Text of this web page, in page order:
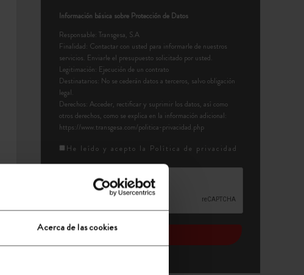
Acerca de las cookies
Información básica sobre Protección de Datos
Responsable: Transgesa, S.A
Finalidad: Contactar con usted para informarle de nuestros
servicios. Enviarle el presupuesto solicitado por usted.
Legitimación: Ejecución de un contrato
Destinatarios: No se cederán datos a terceros, salvo obligación
legal.
Derechos: Acceder, rectificar y suprimir los datos, así como
otros derechos, como se explica en la información adicional:
https://www.transgesa.com/politica-privacidad.php
He leído y acepto la Política de privacidad